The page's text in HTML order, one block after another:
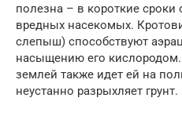
полезна – в короткие
вредных насекомых.
слепыш) способствуют
насыщению его
землей также идет ей на
неустанно разрыхляет грунт.